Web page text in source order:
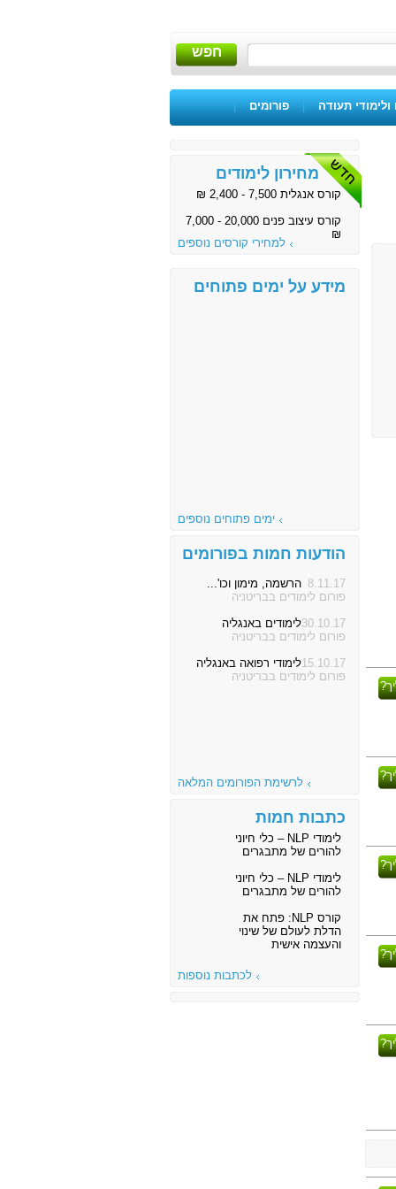
חפש
ולימודי תעודה | פורומים |
מחירון לימודים
קורס אנגלית 7,500 - 2,400 ₪
קורס עיצוב פנים 20,000 - 7,000
₪
למחירי קורסים נוספים
מידע על ימים פתוחים
ימים פתוחים נוספים
הודעות חמות בפורומים
8.11.17 הרשמה, מימון וכו'...
פורום לימודים בבריטניה
30.10.17לימודים באנגליה
פורום לימודים בבריטניה
15.10.17לימודי רפואה באנגליה
פורום לימודים בבריטניה
לרשימת הפורומים המלאה
כתבות חמות
לימודי NLP – כלי חיוני
להורים של מתבגרים
לימודי NLP – כלי חיוני
להורים של מתבגרים
קורס NLP: פתח את
הדלת לעולם של שינוי
והעצמה אישית
לכתבות נוספות